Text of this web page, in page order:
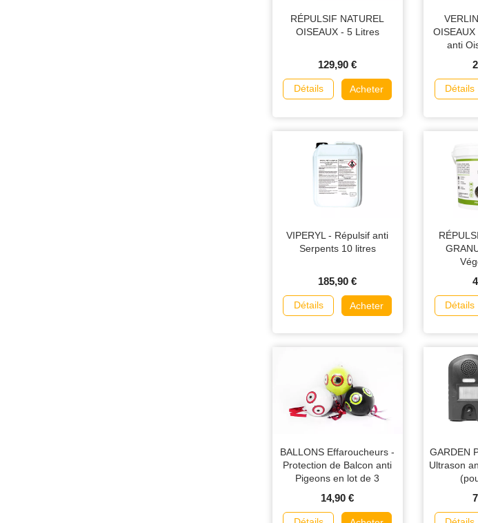
RÉPULSIF NATUREL
OISEAUX - 5 Litres
129,90 €
Détails Acheter
anti
Détails
VIPERYL - Répulsif anti
Serpents 10 litres
185,90 €
Détails Acheter Détails
BALLONS Effaroucheurs -
Protection de Balcon anti
Pigeons en lot de 3
14,90 €
GARDEN
Ultrason